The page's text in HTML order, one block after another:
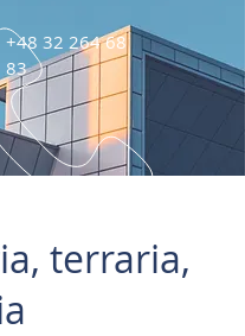
+48 32 264 68
83
terraria,